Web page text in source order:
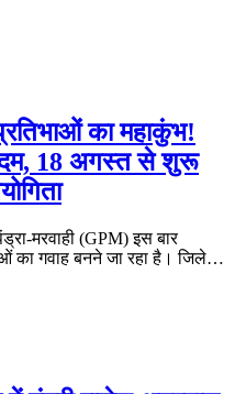
का महाकुंभ!
दम, 18 अगस्त से शुरू
मरवाही (GPM) इस बार
का गवाह बनने जा रहा है। जिले…